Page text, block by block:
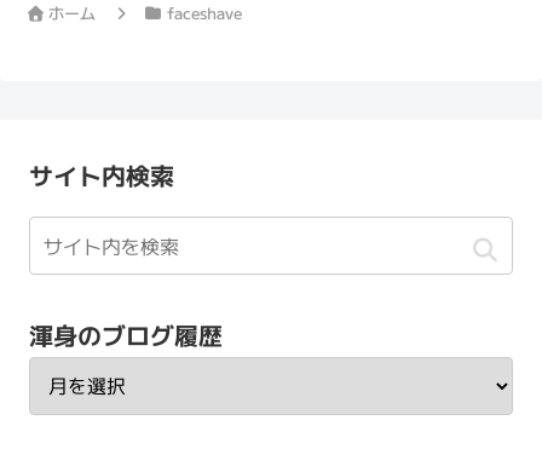
ホーム faceshave
サイト内検索
渾身のブログ履歴